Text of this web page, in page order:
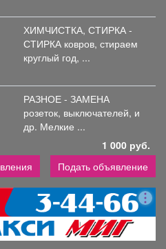
Топперы на палочке в
150 руб.
волос
ХИМЧИСТКА, СТИРКА -
СТИРКА ковров, стираем
круглый год, ...
РАЗНОЕ - ЗАМЕНА
розеток, выключателей, и
др. Мелкие ...
1 000 руб.
Подать объявление